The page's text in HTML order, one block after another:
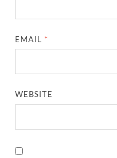
EMAIL *
WEBSITE